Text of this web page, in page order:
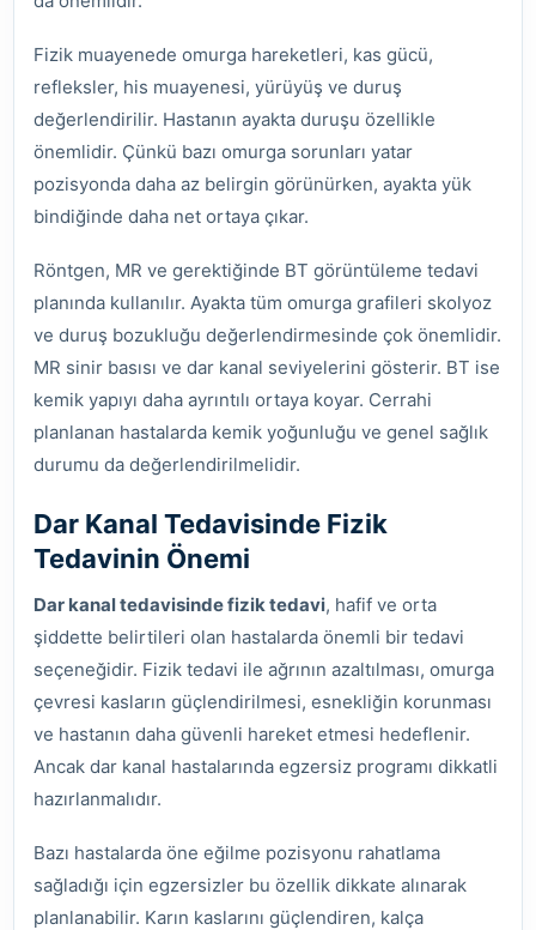
Fizik muayenede omurga hareketleri, kas gücü,
refleksler, his muayenesi, yürüyüş ve duruş
değerlendirilir. Hastanın ayakta duruşu özellikle
önemlidir. Çünkü bazı omurga sorunları yatar
pozisyonda daha az belirgin görünürken, ayakta yük
bindiğinde daha net ortaya çıkar.
Röntgen, MR ve gerektiğinde BT görüntüleme tedavi
planında kullanılır. Ayakta tüm omurga grafileri skolyoz
ve duruş bozukluğu değerlendirmesinde çok önemlidir.
MR sinir basısı ve dar kanal seviyelerini gösterir. BT ise
kemik yapıyı daha ayrıntılı ortaya koyar. Cerrahi
planlanan hastalarda kemik yoğunluğu ve genel sağlık
durumu da değerlendirilmelidir.
Dar Kanal Tedavisinde Fizik
Tedavinin Önemi
Dar kanal tedavisinde fizik tedavi, hafif ve orta
şiddette belirtileri olan hastalarda önemli bir tedavi
seçeneğidir. Fizik tedavi ile ağrının azaltılması, omurga
çevresi kasların güçlendirilmesi, esnekliğin korunması
ve hastanın daha güvenli hareket etmesi hedeflenir.
Ancak dar kanal hastalarında egzersiz programı dikkatli
hazırlanmalıdır.
Bazı hastalarda öne eğilme pozisyonu rahatlama
sağladığı için egzersizler bu özellik dikkate alınarak
planlanabilir. Karın kaslarını güçlendiren, kalça